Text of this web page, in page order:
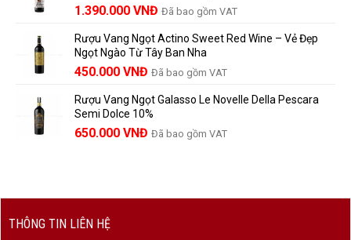
biết
450.000 VNĐ.
Giá
là:
1.529.000 VNĐ.
1.390.000 VNĐ Giá
tại
là:
1.390.000 VNĐ.
Đã bao gồm VAT
Rượu Vang Ngọt Actino Sweet Red Wine – Vẻ Đẹp
Ngọt Ngào Từ Tây Ban Nha
450.000 VNĐ Đã bao gồm VAT
Rượu Vang Ngọt Galasso Le Novelle Della Pescara
Semi Dolce 10%
650.000 VNĐ Đã bao gồm VAT
THÔNG TIN LIÊN HỆ